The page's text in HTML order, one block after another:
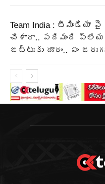
Team India : టీమిండియా
చేశారా.. పదిమంది
జట్టుకు దూరం.. ఏం